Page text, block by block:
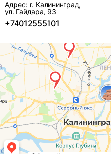
Адрес: г. Калининград,
ул. Гайдара, 93
+74012555101